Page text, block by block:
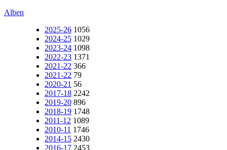
Alben
2025-26 1056
2024-25 1029
2023-24 1098
2022-23 1371
2021-22 366
2021-22 79
2020-21 56
2017-18 2242
2019-20 896
2018-19 1748
2011-12 1089
2010-11 1746
2014-15 2430
2016-17 2453